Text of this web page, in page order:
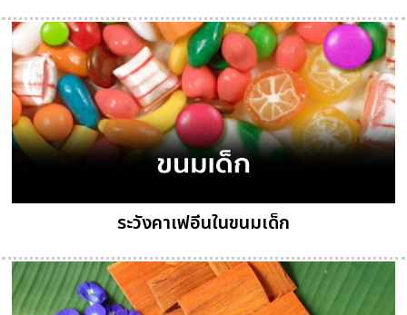
ระวังคาเฟอีนในขนมเด็ก